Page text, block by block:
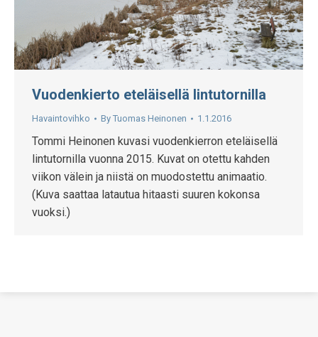
Vuodenkierto eteläisellä lintutornilla
Havaintovihko By Tuomas Heinonen 1.1.2016
Tommi Heinonen kuvasi vuodenkierron eteläisellä
lintutornilla vuonna 2015. Kuvat on otettu kahden
viikon välein ja niistä on muodostettu animaatio.
(Kuva saattaa latautua hitaasti suuren kokonsa
vuoksi.)